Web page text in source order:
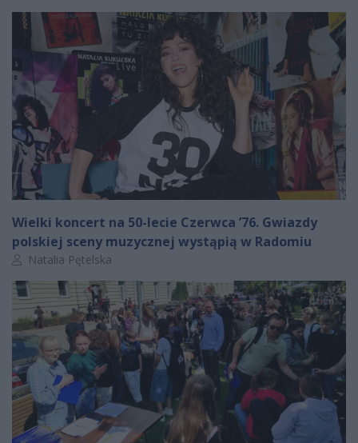
Wielki koncert na 50-lecie Czerwca ’76. Gwiazdy
polskiej sceny muzycznej wystąpią w Radomiu
Autor artykułu:
Natalia Pętelska